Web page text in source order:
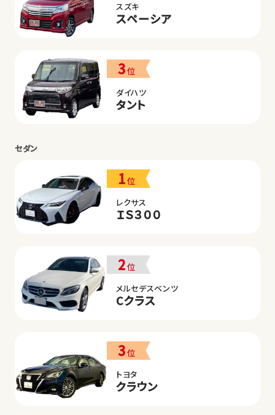
スズキ
スペーシア
3位
ダイハツ
タント
セダン
1位
レクサス
ＩＳ３００
2位
メルセデスベンツ
Cクラス
3位
トヨタ
クラウン